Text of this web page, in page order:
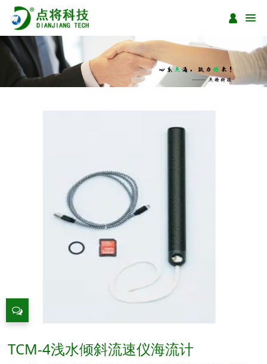
TCM-4浅水倾斜流速仪海流计